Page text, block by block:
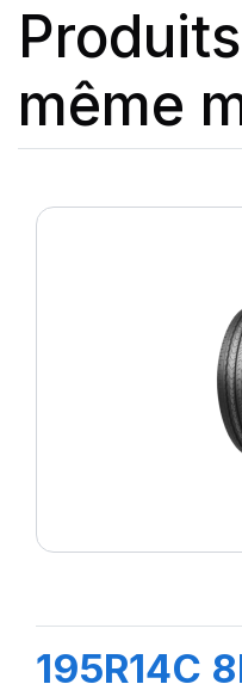
même
195R14C